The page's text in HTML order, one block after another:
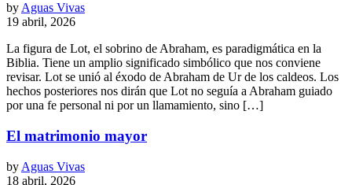
by Aguas Vivas
19 abril, 2026
La figura de Lot, el sobrino de Abraham, es paradigmática en la
Biblia. Tiene un amplio significado simbólico que nos conviene
revisar. Lot se unió al éxodo de Abraham de Ur de los caldeos. Los
hechos posteriores nos dirán que Lot no seguía a Abraham guiado
por una fe personal ni por un llamamiento, sino […]
El matrimonio mayor
by Aguas Vivas
18 abril, 2026